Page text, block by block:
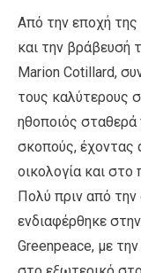
Από την εποχή της
και την βράβευσή
Marion Cotillard,
τους καλύτερους
ηθοποιός
σκοπούς, έχοντας
οικολογία και στο
Πολύ πριν από την
ενδιαφέρθηκε
Greenpeace, με